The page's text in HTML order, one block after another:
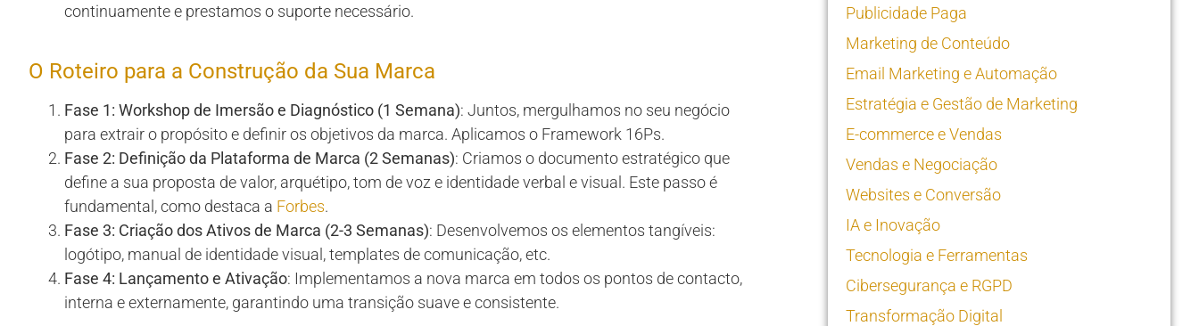
continuamente e prestamos o suporte necessário.
O Roteiro para a Construção da Sua Marca
Fase 1: Workshop de Imersão e Diagnóstico (1 Semana): Juntos, mergulhamos no seu negócio
para extrair o propósito e definir os objetivos da marca. Aplicamos o Framework 16Ps.
Fase 2: Definição da Plataforma de Marca (2 Semanas): Criamos o documento estratégico que
define a sua proposta de valor, arquétipo, tom de voz e identidade verbal e visual. Este passo é
fundamental, como destaca a Forbes.
Fase 3: Criação dos Ativos de Marca (2-3 Semanas): Desenvolvemos os elementos tangíveis:
logótipo, manual de identidade visual, templates de comunicação, etc.
Fase 4: Lançamento e Ativação: Implementamos a nova marca em todos os pontos de contacto,
interna e externamente, garantindo uma transição suave e consistente.
Publicidade Paga
Marketing de Conteúdo
Email Marketing e Automação
Estratégia e Gestão de Marketing
E-commerce e Vendas
Vendas e Negociação
Websites e Conversão
IA e Inovação
Tecnologia e Ferramentas
Cibersegurança e RGPD
Transformação Digital